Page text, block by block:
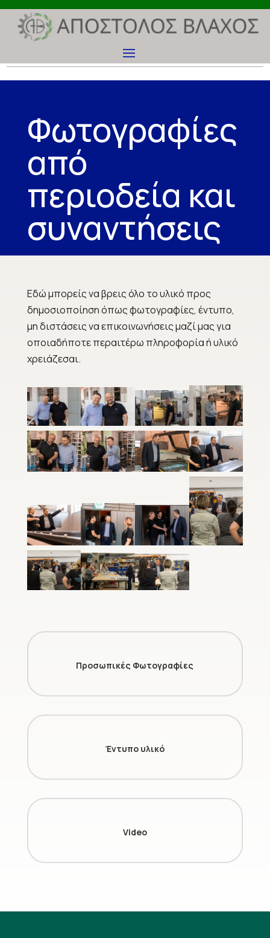
Φωτογραφίες
από
περιοδεία και
συναντήσεις
Εδώ μπορείς να βρεις όλο το υλικό προς
δημοσιοποίηση όπως φωτογραφίες, έντυπο,
μη διστάσεις να επικοινωνήσεις μαζί μας για
οποιαδήποτε περαιτέρω πληροφορία ή υλικό
χρειάζεσαι.
Προσωπικές Φωτογραφίες
Έντυπο υλικό
Video